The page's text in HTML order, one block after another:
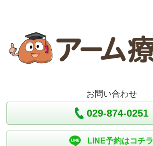
お問い合わせ
029-874-0251
LINE予約はコチラ